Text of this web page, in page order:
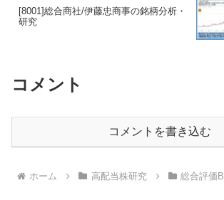
[8001]総合商社/伊藤忠商事の銘柄分析・
研究
コメント
コメントを書き込む
ホーム 高配当株研究 総合評価B